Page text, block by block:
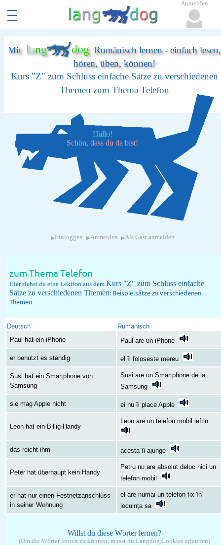
Mit lang dogRumänisch lernen - einfach lesen,
hören, üben, können!
Kurs "Z" zum Schluss einfache Sätze zu verschiedenen
Themen zum Thema Telefon
Hallo!
Schön, dass du da bist!
▸ Einloggen ▸Anmelden ▸Als Gast anmelden
zum Thema Telefon
Hier siehst du eine Lektion aus dem Kurs "Z" zum Schluss einfache
Sätze zu verschiedenen Themen: Beispielsätze zu verschiedenen
Themen
Deutsch
Rumänisch
Paul hat ein iPhone
Paul are un iPhone
er benutzt es ständig el îl foloseste mereu
Susi hat ein Smartphone von
Samsung
Susi are un Smartphone de la
Samsung
sie mag Apple nicht ei nu îi place Apple
Leon hat ein Billig-Handy
Leon are un telefon mobil ieftin
das reicht ihm acesta îi ajunge
Peter hat überhaupt kein Handy
Petru nu are absolut deloc nici un
telefon mobil
er hat nur einen Festnetzanschluss
in seiner Wohnung
el are numai un telefon fix în
locuința sa
Willst du diese Wörter lernen?
(Um die Wörter lernen zu können, musst du Langdog Cookies erlauben)
Anmelden